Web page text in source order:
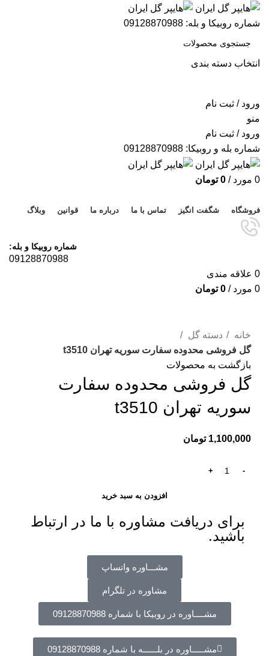
شماره روبیکا و بله: 09128870988
انتخاب دسته بندی
ورود / ثبت نام
منو
ورود / ثبت نام
شماره بله و روبیکا: 09128870988
0 مورد /
0 تومان
فروشگاه شگفت انگیز تماس با ما درباره ما قوانین وبلاگ
شماره روبیکا و بله:
09128870988
0 علاقه مندی
0 مورد /
0 تومان
خانه
دسته گل
گل فروشی محدوده سفارت سوریه تهران t3510
بازگشت به محصولات
گل فروشی محدوده سفارت
سوریه تهران t3510
1,100,000 تومان
افزودن به سبد خرید
برای دریافت مشاوره با ما در ارتباط
باشید.
مشـــاوره واتساپ
مشاوره در تلگرام
مشــــاوره در روبیکا با شماره 09128870988
مشـــــاوره در بلــــــه با شماره 09128870988